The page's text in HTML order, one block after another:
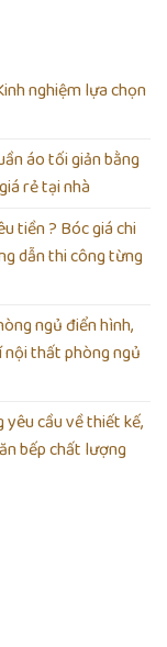
nghiệm lựa chọn
áo tối giản bằng
rẻ tại nhà
tiền ? Bóc giá chi
dẫn thi công từng
ngủ điển hình,
thất phòng ngủ
cầu về thiết kế,
bếp chất lượng